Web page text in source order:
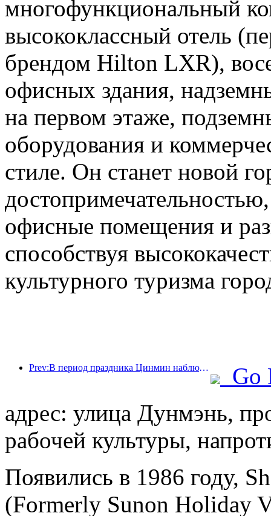
многофункциональный
высококлассный отель
брендом Hilton LXR),
офисных здания,
на первом этаже,
оборудования и
стиле. Он станет новой
офисные помещения и
способствуя
культурного туризма
Prev:В период праздника Цинмин наблюдался всплеск путешествий из-за продленных отпусков, а поездки и любование цветами способствовали увеличению числа посетителей во многих городах.
Go
адрес: улица Дунмэнь,
рабочей культуры,
Появились в 1986 году,
(Formerly Sunon Holiday